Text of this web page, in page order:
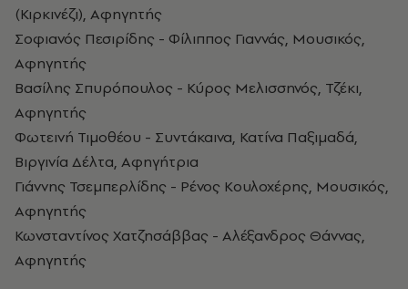
(Κιρκινέζι), Αφηγητής
Σοφιανός Πεσιρίδης - Φίλιππος Γιαννάς, Μουσικός,
Αφηγητής
Βασίλης Σπυρόπουλος - Κύρος Μελισσηνός, Τζέκι,
Αφηγητής
Φωτεινή Τιμοθέου - Συντάκαινα, Κατίνα Παξιμαδά,
Βιργινία Δέλτα, Αφηγήτρια
Γιάννης Τσεμπερλίδης - Ρένος Κουλοχέρης, Μουσικός,
Αφηγητής
Κωνσταντίνος Χατζησάββας - Αλέξανδρος Θάννας,
Αφηγητής